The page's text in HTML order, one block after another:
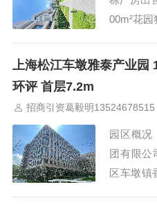
00m²花
市松江区
上海松江车墩雅泰产业园
环评 首层7.2m
招商引资葛毅明13524678515
园区概况
团有限公
区车墩镇